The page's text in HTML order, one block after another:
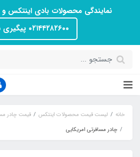
نمایندگی محصولات بادی اینتکس
۰۲۱۴۴۲۸۲۶۰۰ پیگیری سفارش
خانه لیست قیمت محصولات اینتکس
قیمت چادر
چادر مسافرتی امریکایی